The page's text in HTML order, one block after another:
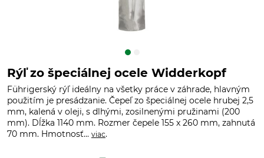
Rýľ zo špeciálnej ocele Widderkopf
Führigerský rýľ ideálny na všetky práce v záhrade, hlavným
použitím je presádzanie. Čepeľ zo špeciálnej ocele hrubej 2,5
mm, kalená v oleji, s dlhými, zosilnenými pružinami (200
mm). Dĺžka 1140 mm. Rozmer čepele 155 x 260 mm, zahnutá
70 mm. Hmotnosť... viac.